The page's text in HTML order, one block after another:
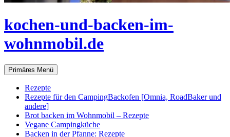
kochen-und-backen-im-
wohnmobil.de
Suchen
Primäres Menü
Rezepte
Rezepte für den CampingBackofen [Omnia, RoadBaker und
andere]
Brot backen im Wohnmobil – Rezepte
Vegane Campingküche
Backen in der Pfanne: Rezepte